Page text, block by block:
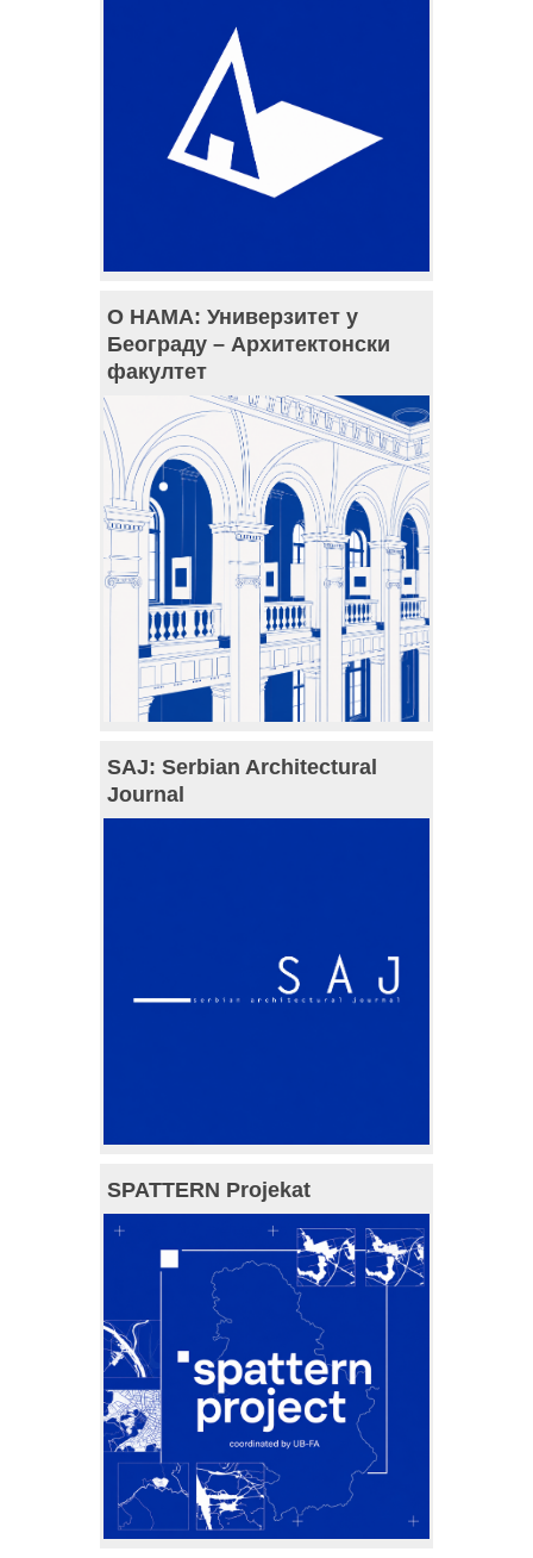
О НАМА: Универзитет у
Београду – Архитектонски
факултет
SAJ: Serbian Architectural
Journal
SPATTERN Projekat